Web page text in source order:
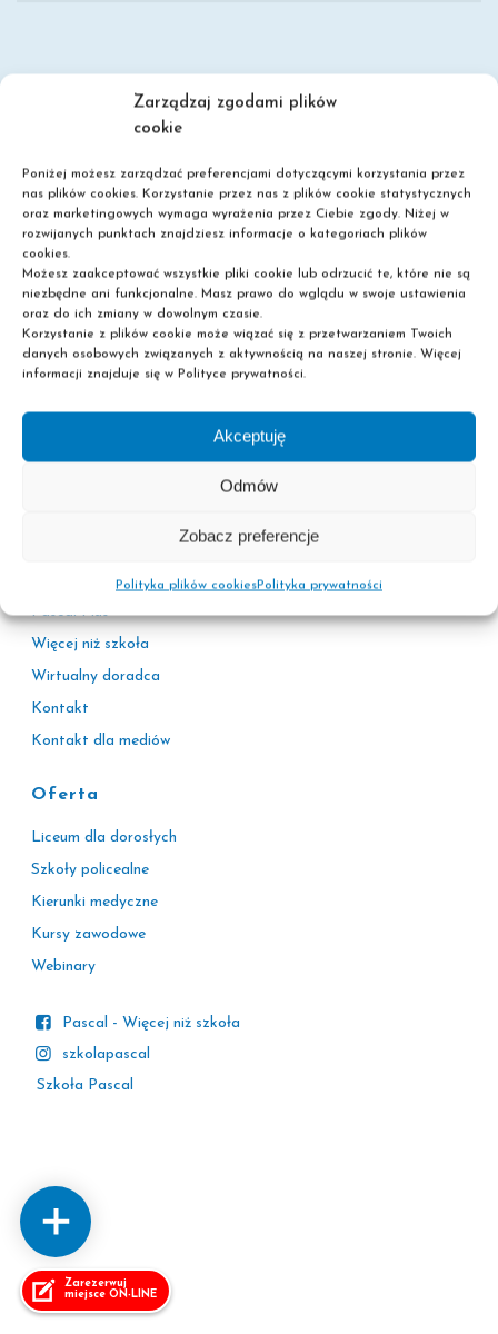
Zarządzaj zgodami plików
cookie
Poniżej możesz zarządzać preferencjami dotyczącymi korzystania przez
nas plików cookies. Korzystanie przez nas z plików cookie statystycznych
oraz marketingowych wymaga wyrażenia przez Ciebie zgody. Niżej w
rozwijanych punktach znajdziesz informacje o kategoriach plików
cookies.
Możesz zaakceptować wszystkie pliki cookie lub odrzucić te, które nie są
niezbędne ani funkcjonalne. Masz prawo do wglądu w swoje ustawienia
oraz do ich zmiany w dowolnym czasie.
Korzystanie z plików cookie może wiązać się z przetwarzaniem Twoich
danych osobowych związanych z aktywnością na naszej stronie. Więcej
informacji znajduje się w Polityce prywatności.
Akceptuję
Odmów
Zobacz preferencje
Polityka plików cookiesPolityka prywatności
Zarezerwuj
miejsce ON-LINE
Szkoła policealna
Liceum dla dorosłych
Nie wymagamy matury!
Pascal Plus
Więcej niż szkoła
Wirtualny doradca
Kontakt
Kontakt dla mediów
Oferta
Liceum dla dorosłych
Szkoły policealne
Kierunki medyczne
Kursy zawodowe
Webinary
Pascal - Więcej niż szkoła
szkolapascal
Szkoła Pascal